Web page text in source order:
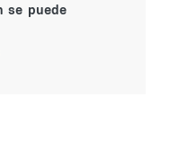
se puede